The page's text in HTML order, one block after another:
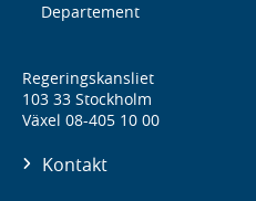
Departement
Regeringskansliet
103 33 Stockholm
Växel 08-405 10 00
Kontakt